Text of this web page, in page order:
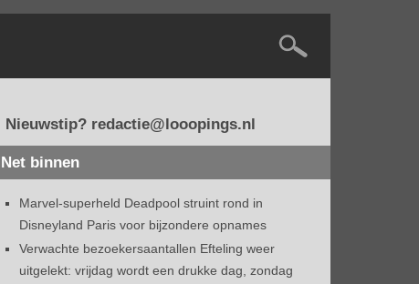
Nieuwstip? redactie@looopings.nl
Net binnen
Marvel-superheld Deadpool struint rond in
Disneyland Paris voor bijzondere opnames
Verwachte bezoekersaantallen Efteling weer
uitgelekt: vrijdag wordt een drukke dag, zondag